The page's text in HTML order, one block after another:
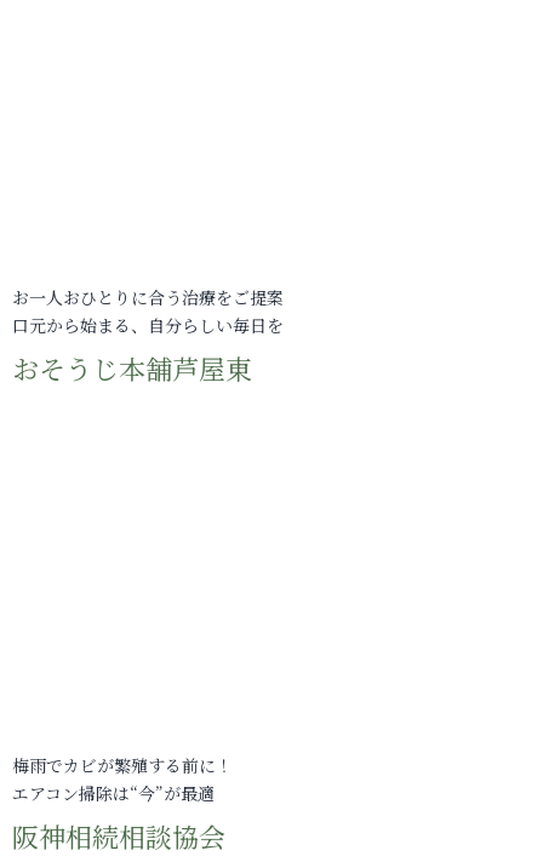
お一人おひとりに合う治療をご提案
口元から始まる、自分らしい毎日を
おそうじ本舗芦屋東
梅雨でカビが繁殖する前に！
エアコン掃除は“今”が最適
阪神相続相談協会